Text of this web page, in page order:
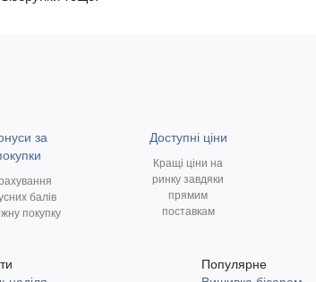
за
балів
покупку
Доступні ціни
Кращі ціни на
ринку завдяки
прямим
поставкам
Популярне